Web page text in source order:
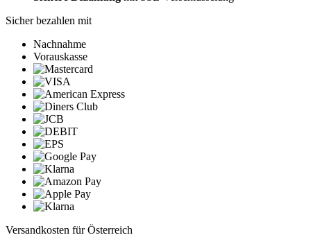
Sicher bezahlen mit
Nachnahme
Vorauskasse
Versandkosten für Österreich